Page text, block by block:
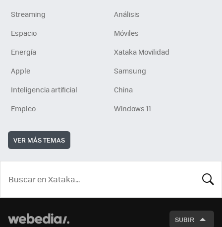
Streaming
Análisis
Espacio
Móviles
Energía
Xataka Movilidad
Apple
Samsung
Inteligencia artificial
China
Empleo
Windows 11
VER MÁS TEMAS
SUBIR